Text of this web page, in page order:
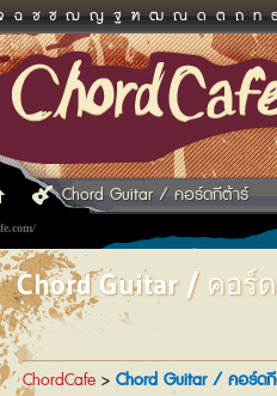
ฉ ช ซ ฌ ญ ฐ ฑ ฒ ณ ด ต ถ ท
Chord Guitar / คอร์ดกีต้าร์
Chord Guitar / คอร์
ChordCafe > Chord Guitar / คอร์ด